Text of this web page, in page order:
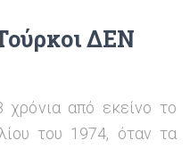
ΔΕΝ
χρόνια από εκείνο το
του 1974, όταν τα